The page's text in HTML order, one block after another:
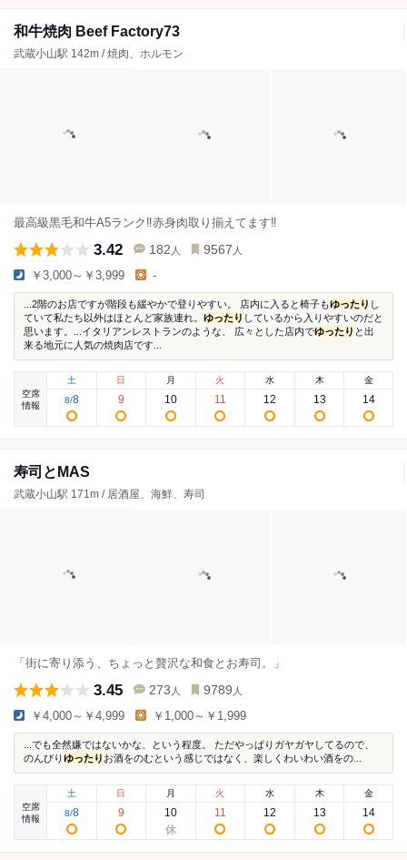
和牛焼肉 Beef Factory73
武蔵小山駅 142m / 焼肉、ホルモン
最高級黒毛和牛A5ランク‼️赤身肉取り揃えてます‼️
3.42 182 人 9567 人
￥3,000～￥3,999 -
...2階のお店ですが階段も緩やかで登りやすい。 店内に入ると椅子もゆったり し
ていて私たち以外はほとんど家族連れ。 ゆったり しているから入りやすいのだと
思います。...イタリアンレストランのような、 広々とした店内でゆったり と出
来る地元に人気の焼肉店です...
空席
情報
土
8/8
日
9
月
10
火
11
水
12
木
13
金
14
寿司とMAS
武蔵小山駅 171m / 居酒屋、海鮮、寿司
「街に寄り添う、ちょっと贅沢な和食とお寿司。」
3.45 273 人 9789 人
￥4,000～￥4,999 ￥1,000～￥1,999
...でも全然嫌ではないかな、という程度。 ただやっぱりガヤガヤしてるので、
のんびりゆったり お酒をのむという感じではなく、楽しくわいわい酒をの...
空席
情報
土
8/8
日
9
月
10
火
11
水
12
木
13
金
14